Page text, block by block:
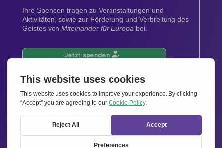
Ihre Spenden tragen zu Veranstaltungen und
Aktivitäten, sowie zur Förderung und Verbreitung des
Geistes von Miteinander für Europa bei.
Jetzt spenden
Newsletter
Bleiben Sie auf dem Laufenden mit den neuesten
Infos aus unserem Netzwerk.
Gleich abonnieren